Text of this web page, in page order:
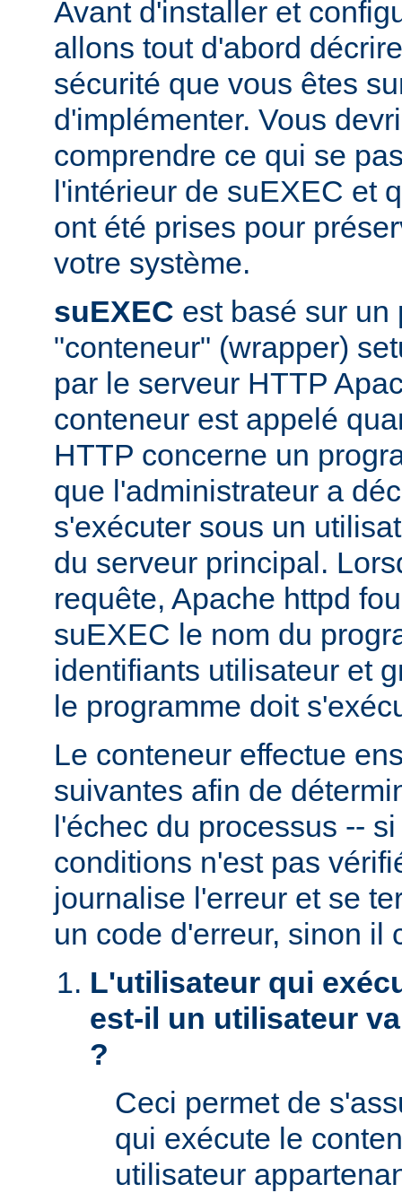
Avant d'installer et
allons tout d'abord
sécurité que vous êtes
d'implémenter. Vous
comprendre ce qui se
l'intérieur de suEXEC et
ont été prises pour
votre système.
suEXEC est basé sur un
"conteneur" (wrapper)
par le serveur HTTP
conteneur est appelé
HTTP concerne un
que l'administrateur a
s'exécuter sous un
du serveur principal.
requête, Apache httpd
suEXEC le nom du
identifiants utilisateur et
le programme doit
Le conteneur effectue
suivantes afin de
l'échec du processus --
conditions n'est pas
journalise l'erreur et se
un code d'erreur, sinon il
L'utilisateur qui
est-il un utilisateur
?
Ceci permet de
qui exécute le
utilisateur